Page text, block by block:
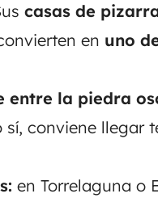
casas de
en uno
entre la piedra
sí, conviene llegar
en Torrelaguna o